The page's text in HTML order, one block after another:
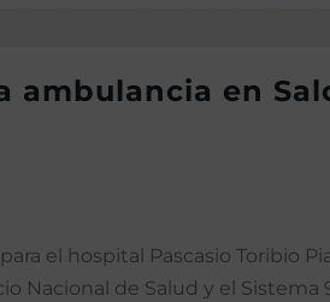
en
el hospital Pascasio Toribio
Nacional de Salud y el Sistema